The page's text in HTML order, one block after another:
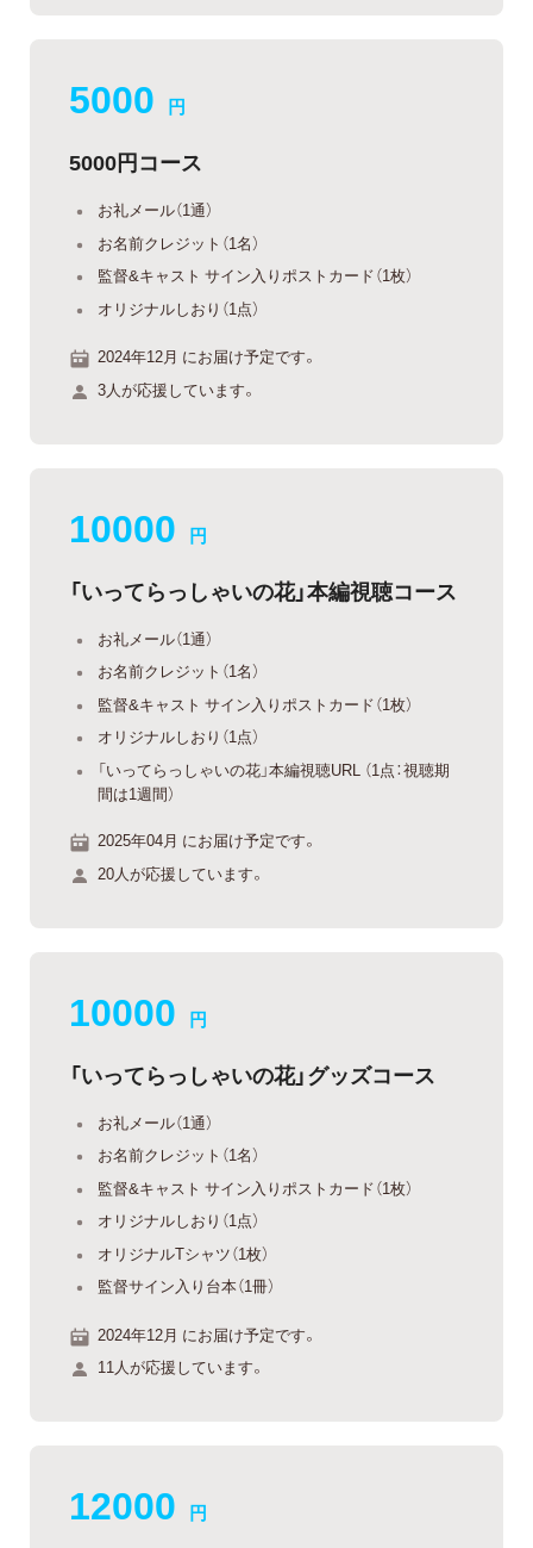
5000 円
5000円コース
お礼メール（1通）
お名前クレジット（1名）
監督&キャスト サイン入りポストカード（1枚）
オリジナルしおり（1点）
2024年12月 にお届け予定です。
3人が応援しています。
10000 円
「いってらっしゃいの花」本編視聴コース
お礼メール（1通）
お名前クレジット（1名）
監督&キャスト サイン入りポストカード（1枚）
オリジナルしおり（1点）
「いってらっしゃいの花」本編視聴URL （1点：視聴期
間は1週間）
2025年04月 にお届け予定です。
20人が応援しています。
10000 円
「いってらっしゃいの花」グッズコース
お礼メール（1通）
お名前クレジット（1名）
監督&キャスト サイン入りポストカード（1枚）
オリジナルしおり（1点）
オリジナルTシャツ（1枚）
監督サイン入り台本（1冊）
2024年12月 にお届け予定です。
11人が応援しています。
12000 円